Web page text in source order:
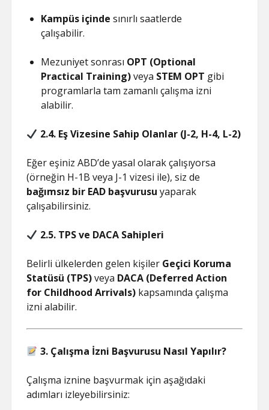
Kampüs içinde sınırlı saatlerde
çalışabilir.
Mezuniyet sonrası OPT (Optional
Practical Training)veya STEM OPT gibi
programlarla tam zamanlı çalışma izni
alabilir.
2.4. Eş Vizesine Sahip Olanlar (J-2, H-4, L-2)
Eğer eşiniz ABD’de yasal olarak çalışıyorsa
(örneğin H-1B veya J-1 vizesi ile), siz de
bağımsız bir EAD başvurusu yaparak
çalışabilirsiniz.
2.5. TPS ve DACA Sahipleri
Belirli ülkelerden gelen kişiler Geçici Koruma
Statüsü (TPS)veya DACA (Deferred Action
for Childhood Arrivals) kapsamında çalışma
izni alabilir.
3. Çalışma İzni Başvurusu Nasıl Yapılır?
Çalışma iznine başvurmak için aşağıdaki
adımları izleyebilirsiniz: